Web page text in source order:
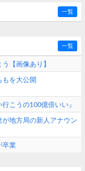
一覧
一覧
【画像あり】
もを大公開
こうの100億倍いい』
が地方局の新人アナウン
卒業